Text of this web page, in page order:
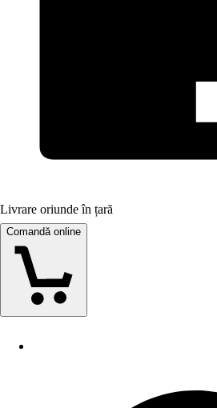
Livrare oriunde în țară
Comandă online